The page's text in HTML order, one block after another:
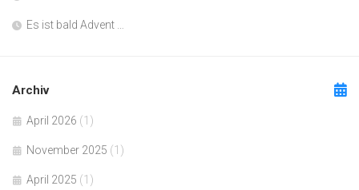
Es ist bald Advent …
Archiv
April 2026 (1)
November 2025 (1)
April 2025 (1)